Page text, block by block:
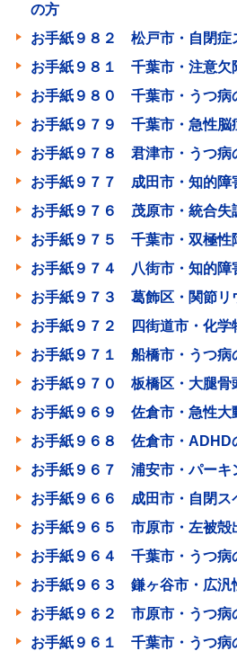
の方
お手紙９８２ 松戸市・自閉症
お手紙９８１ 千葉市・注意欠
お手紙９８０ 千葉市・うつ病
お手紙９７９ 千葉市・急性脳
お手紙９７８ 君津市・うつ病
お手紙９７７ 成田市・知的障
お手紙９７６ 茂原市・統合失
お手紙９７５ 千葉市・双極性
お手紙９７４ 八街市・知的障
お手紙９７３ 葛飾区・関節リ
お手紙９７２ 四街道市・化学
お手紙９７１ 船橋市・うつ病
お手紙９７０ 板橋区・大腿骨
お手紙９６９ 佐倉市・急性
お手紙９６８ 佐倉市・ADHD
お手紙９６７ 浦安市・パーキ
お手紙９６６ 成田市・自閉ス
お手紙９６５ 市原市・左被殻
お手紙９６４ 千葉市・うつ病
お手紙９６３ 鎌ヶ谷市・広汎
お手紙９６２ 市原市・うつ病
お手紙９６１ 千葉市・うつ病